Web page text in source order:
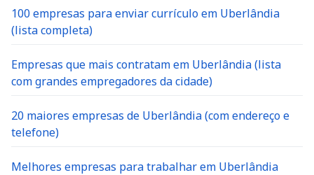
100 empresas para enviar currículo em Uberlândia
(lista completa)
Empresas que mais contratam em Uberlândia (lista
com grandes empregadores da cidade)
20 maiores empresas de Uberlândia (com endereço e
telefone)
Melhores empresas para trabalhar em Uberlândia